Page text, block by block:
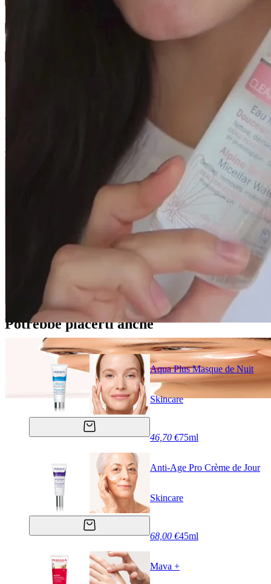
Con la linea AQUA PLUS, la pelle disidratata viene reidratata.
Ritrova elasticità, comfort e morbidezza. Meglio protetta grazie a
una barriera cutanea più forte, è anche più resistente alle aggressioni
esterne.
Potrebbe piacerti anche
Aqua Plus Masque de Nuit
Skincare
46,70 €75ml
Anti-Age Pro Crème de Jour
Skincare
68,00 €45ml
Mava +